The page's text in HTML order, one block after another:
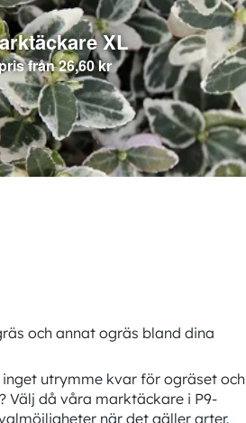
XL
från26,60 kr
och annat ogräs bland dina
utrymme kvar för ogräset och
Välj då våra marktäckare i P9-
när det gäller arter.